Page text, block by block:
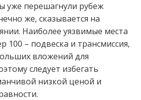
уже перешагнули рубеж
же, сказывается на
Наиболее уязвимые места
100 – подвеска и трансмиссия,
вложений для
следует избегать
низкой ценой и